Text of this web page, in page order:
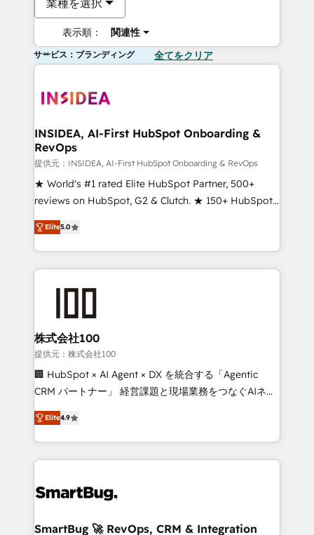
業種を選択
表示順： 関連性
サービス：ブランディング 全てをクリア
INSIDEA, AI-First HubSpot Onboarding &
RevOps
提供元：INSIDEA, AI-First HubSpot Onboarding & RevOps
★ World's #1 rated Elite HubSpot Partner, 500+
reviews on HubSpot, G2 & Clutch. ★ 150+ HubSpot
Certified Experts & Trainers across the team ★
1,500+ implementations across five continents ★ AI-
First, RevOps-led, Onboarding obsessed ★
Company of the Year 2024/25 INSIDEA helps
and build AI-powered workflows that drive adoption
from week one, in your time zone. What we do ➤
Onboarding: Live in weeks, with workflows built
around your business, not a template. ➤ Migration:
Move from any legacy CRM. Zero downtime, full data
run your revenue process. Sales, marketing, and
service wired together. ➤ AI and Integrations: Layer
tune-ups, feature rollouts, adoption coaching. Buying
HubSpot, switching to it, or reviving a stale portal?
We are built for the work.
Elite5.0
株式会社100
提供元：株式会社100
🏢 HubSpot × AI Agent × DX を統合する「Agentic
CRM パートナー」 経営課題と現場業務をつなぐAIネイ
ティブ・エージェンシーとして、HubSpot Eliteの実装
力で顧客フロント業務を再設計します。 💡 100inc は何
をする会社か？ HubSpotを共通基盤に、AIエージェン
トを組み込んだ顧客フロント業務（マーケティング・営
ィブ・エージェンシーです。事業部・グループ会社・部
を、CRMを軸とした全社共通基盤に再構築します。意
Elite4.9
SmartBug 🚀 RevOps, CRM & Integration